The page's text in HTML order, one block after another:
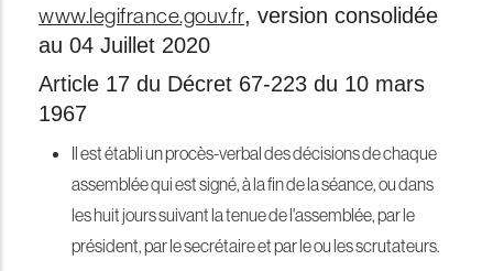
www.legifrance.gouv.fr, version consolidée
au 04 Juillet 2020
Article 17 du Décret 67-223 du 10 mars
1967
Il est établi un procès-verbal des décisions de chaque
assemblée qui est signé, à la fin de la séance, ou dans
les huit jours suivant la tenue de l'assemblée, par le
président, par le secrétaire et par le ou les scrutateurs.